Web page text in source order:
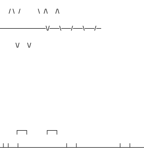
/ \ / \ / \ /\ /\
──\──/──\──/─
\/ \/
┌─┐ ┌─┐